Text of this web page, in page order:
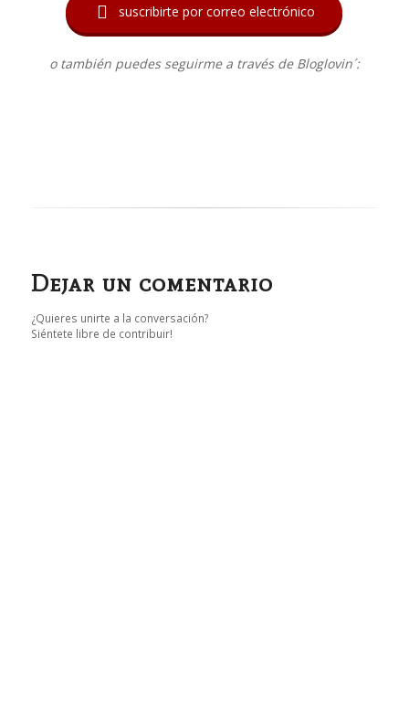
 suscribirte por correo electrónico
o también puedes seguirme a través de Bloglovin´:
Dejar un comentario
¿Quieres unirte a la conversación?
Siéntete libre de contribuir!